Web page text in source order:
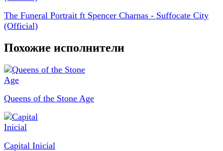
The Funeral Portrait ft Spencer Charnas - Suffocate City
(Official)
Похожие исполнители
Queens of the Stone Age
Capital Inicial